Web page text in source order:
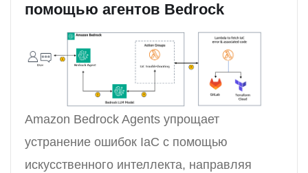
помощью агентов Bedrock
Amazon Bedrock Agents упрощает
устранение ошибок IaC с помощью
искусственного интеллекта, направляя